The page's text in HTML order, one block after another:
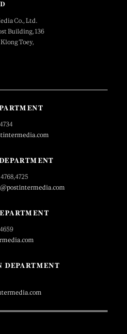
Co., Ltd.
Building, 136
Toey,
DEPARTMENT